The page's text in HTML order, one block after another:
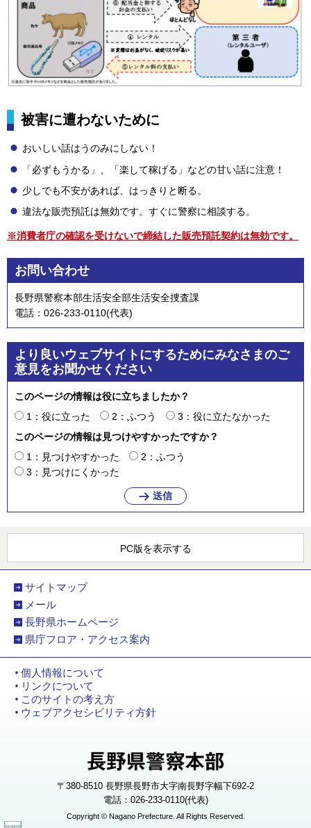
被害に遭わないために
おいしい話はうのみにしない！
「必ずもうかる」、「楽して稼げる」などの甘い話に注意！
少しでも不安があれば、はっきりと断る。
違法な販売預託は無効です。すぐに警察に相談する。
※消費者庁の確認を受けないで締結した販売預託契約は無効です。
お問い合わせ
長野県警察本部生活安全部生活安全捜査課
電話：026-233-0110(代表)
より良いウェブサイトにするためにみなさまのご
意見をお聞かせください
このページの情報は役に立ちましたか？
1：役に立った
2：ふつう
3：役に立たなかった
このページの情報は見つけやすかったですか？
1：見つけやすかった
2：ふつう
3：見つけにくかった
PC版を表示する
サイトマップ
メール
長野県ホームページ
県庁フロア・アクセス案内
個人情報について
リンクについて
このサイトの考え方
ウェブアクセシビリティ方針
〒380-8510 長野県長野市大字南長野字幅下692-2
電話：026-233-0110(代表)
Copyright © Nagano Prefecture. All Rights Reserved.